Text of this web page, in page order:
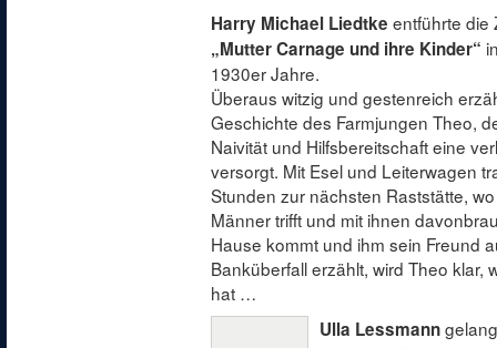
Harry Michael Liedtke entführte die
„Mutter Carnage und ihre Kinder“
1930er Jahre.
Überaus witzig und gestenreich
Geschichte des Farmjungen Theo,
Naivität und Hilfsbereitschaft eine
versorgt. Mit Esel und Leiterwagen
Stunden zur nächsten Raststätte,
Männer trifft und mit ihnen
Hause kommt und ihm sein Freund
Banküberfall erzählt, wird Theo klar,
hat …
Ulla Lessmann